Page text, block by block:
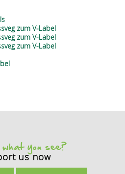
zum V-Label
zum V-Label
zum V-Label
you see?
us now